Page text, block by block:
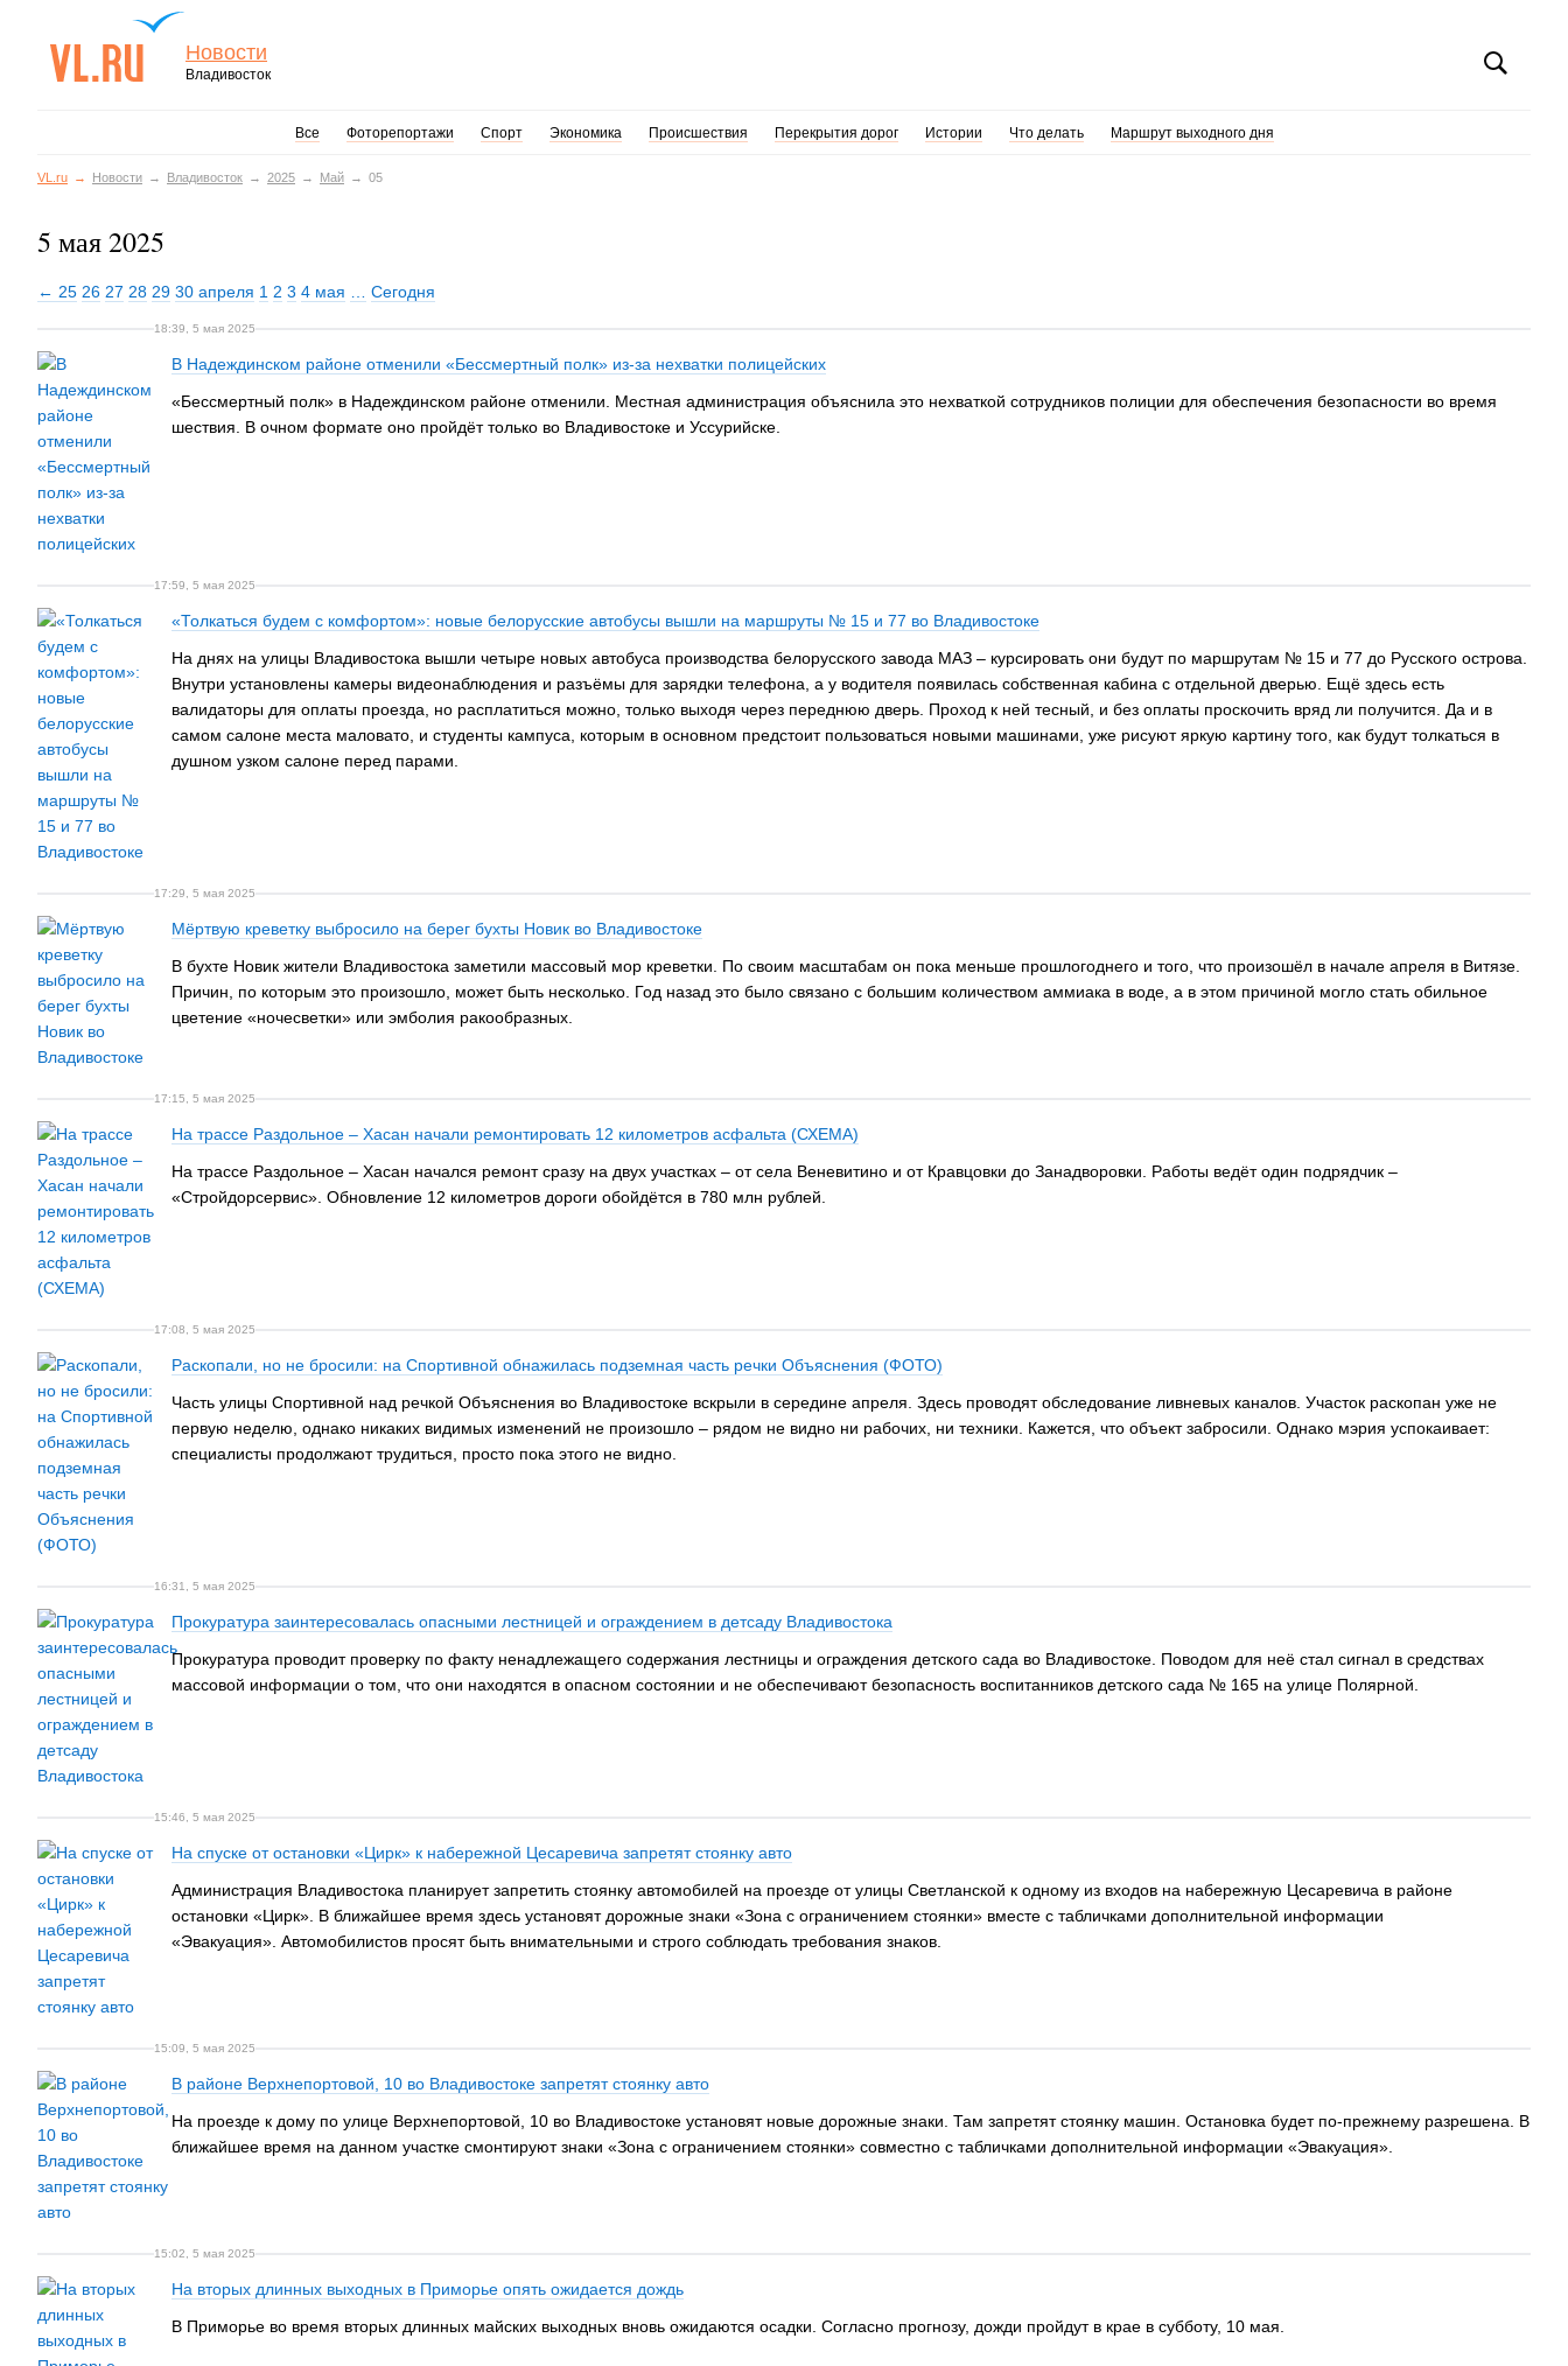
Новости
Владивосток
Все Фоторепортажи Спорт Экономика Происшествия Перекрытия дорог Истории Что делать Маршрут выходного дня
VL.ru Новости Владивосток 2025 Май 05
5 мая 2025
← 25 26 27 28 29 30 апреля 1 2 3 4 мая Сегодня
18:39, 5 мая 2025
В Надеждинском районе отменили «Бессмертный полк» из-за нехватки полицейских
«Бессмертный полк» в Надеждинском районе отменили. Местная администрация объяснила это нехваткой сотрудников полиции для обеспечения безопасности во время
шествия. В очном формате оно пройдёт только во Владивостоке и Уссурийске.
17:59, 5 мая 2025
«Толкаться будем с комфортом»: новые белорусские автобусы вышли на маршруты № 15 и 77 во Владивостоке
На днях на улицы Владивостока вышли четыре новых автобуса производства белорусского завода МАЗ – курсировать они будут по маршрутам № 15 и 77 до Русского острова.
Внутри установлены камеры видеонаблюдения и разъёмы для зарядки телефона, а у водителя появилась собственная кабина с отдельной дверью. Ещё здесь есть
валидаторы для оплаты проезда, но расплатиться можно, только выходя через переднюю дверь. Проход к ней тесный, и без оплаты проскочить вряд ли получится. Да и в
самом салоне места маловато, и студенты кампуса, которым в основном предстоит пользоваться новыми машинами, уже рисуют яркую картину того, как будут толкаться в
душном узком салоне перед парами.
17:29, 5 мая 2025
Мёртвую креветку выбросило на берег бухты Новик во Владивостоке
В бухте Новик жители Владивостока заметили массовый мор креветки. По своим масштабам он пока меньше прошлогоднего и того, что произошёл в начале апреля в Витязе.
Причин, по которым это произошло, может быть несколько. Год назад это было связано с большим количеством аммиака в воде, а в этом причиной могло стать обильное
цветение «ночесветки» или эмболия ракообразных.
17:15, 5 мая 2025
На трассе Раздольное – Хасан начали ремонтировать 12 километров асфальта (СХЕМА)
На трассе Раздольное – Хасан начался ремонт сразу на двух участках – от села Веневитино и от Кравцовки до Занадворовки. Работы ведёт один подрядчик –
«Стройдорсервис». Обновление 12 километров дороги обойдётся в 780 млн рублей.
17:08, 5 мая 2025
Раскопали, но не бросили: на Спортивной обнажилась подземная часть речки Объяснения (ФОТО)
Часть улицы Спортивной над речкой Объяснения во Владивостоке вскрыли в середине апреля. Здесь проводят обследование ливневых каналов. Участок раскопан уже не
первую неделю, однако никаких видимых изменений не произошло – рядом не видно ни рабочих, ни техники. Кажется, что объект забросили. Однако мэрия успокаивает:
специалисты продолжают трудиться, просто пока этого не видно.
16:31, 5 мая 2025
Прокуратура заинтересовалась опасными лестницей и ограждением в детсаду Владивостока
Прокуратура проводит проверку по факту ненадлежащего содержания лестницы и ограждения детского сада во Владивостоке. Поводом для неё стал сигнал в средствах
массовой информации о том, что они находятся в опасном состоянии и не обеспечивают безопасность воспитанников детского сада № 165 на улице Полярной.
15:46, 5 мая 2025
На спуске от остановки «Цирк» к набережной Цесаревича запретят стоянку авто
Администрация Владивостока планирует запретить стоянку автомобилей на проезде от улицы Светланской к одному из входов на набережную Цесаревича в районе
остановки «Цирк». В ближайшее время здесь установят дорожные знаки «Зона с ограничением стоянки» вместе с табличками дополнительной информации
«Эвакуация». Автомобилистов просят быть внимательными и строго соблюдать требования знаков.
15:09, 5 мая 2025
В районе Верхнепортовой, 10 во Владивостоке запретят стоянку авто
На проезде к дому по улице Верхнепортовой, 10 во Владивостоке установят новые дорожные знаки. Там запретят стоянку машин. Остановка будет по-прежнему разрешена. В
ближайшее время на данном участке смонтируют знаки «Зона с ограничением стоянки» совместно с табличками дополнительной информации «Эвакуация».
15:02, 5 мая 2025
На вторых длинных выходных в Приморье опять ожидается дождь
В Приморье во время вторых длинных майских выходных вновь ожидаются осадки. Согласно прогнозу, дожди пройдут в крае в субботу, 10 мая.